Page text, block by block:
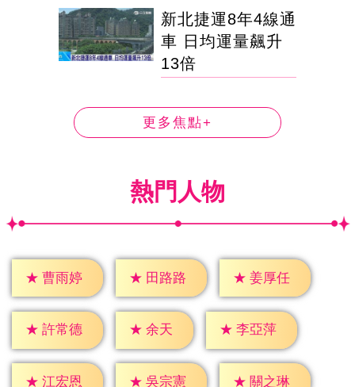
新北捷運8年4線通
車 日均運量飆升
13倍
更多焦點+
熱門人物
★ 曹雨婷 ★ 田路路 ★ 姜厚任
★ 許常德 ★ 余天 ★ 李亞萍
★ 江宏恩 ★ 吳宗憲 ★ 關之琳